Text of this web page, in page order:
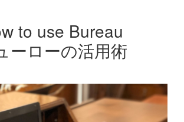
to use Bureau
ーローの活用術